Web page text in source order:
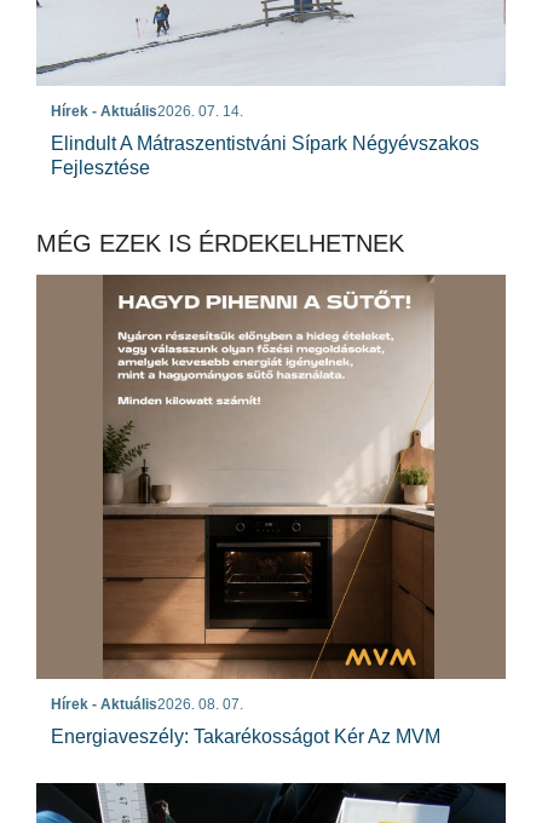
Hírek - Aktuális2026. 07. 14.
Elindult A Mátraszentistváni Sípark Négyévszakos
Fejlesztése
MÉG EZEK IS ÉRDEKELHETNEK
Hírek - Aktuális2026. 08. 07.
Energiaveszély: Takarékosságot Kér Az MVM